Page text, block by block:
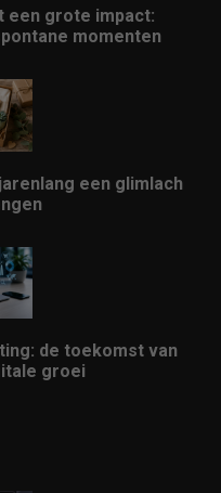
een grote impact:
momenten
een glimlach
de toekomst van
groei